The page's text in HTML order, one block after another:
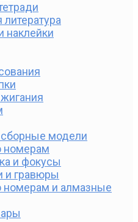
наклейки
сборные модели
номерам
и фокусы
и гравюры
номерам и алмазные